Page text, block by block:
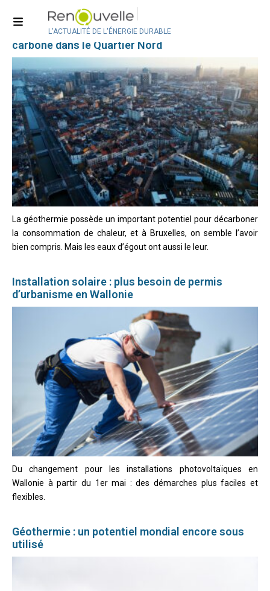
L'ACTUALITÉ DE L'ÉNERGIE DURABLE
Géothermie & PAC
Bruxelles : un premier réseau de chaleur bas
carbone dans le Quartier Nord
La géothermie possède un important potentiel pour décarboner
la consommation de chaleur, et à Bruxelles, on semble l’avoir
bien compris. Mais les eaux d’égout ont aussi le leur.
Installation solaire : plus besoin de permis
d’urbanisme en Wallonie
Du changement pour les installations photovoltaïques en
Wallonie à partir du 1er mai : des démarches plus faciles et
flexibles.
Géothermie : un potentiel mondial encore sous
utilisé